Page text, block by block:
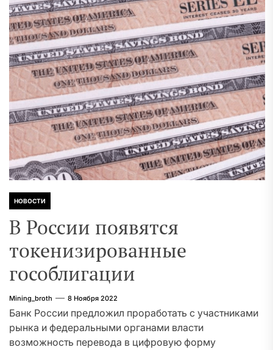
НОВОСТИ
В России появятся
токенизированные
гособлигации
Mining_broth 8 Ноября 2022
Банк России предложил проработать с участниками
рынка и федеральными органами власти
возможность перевода в цифровую форму